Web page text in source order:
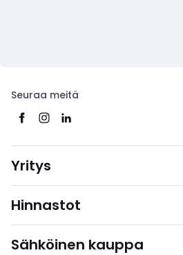
Seuraa meitä
Yritys
Hinnastot
Sähköinen kauppa